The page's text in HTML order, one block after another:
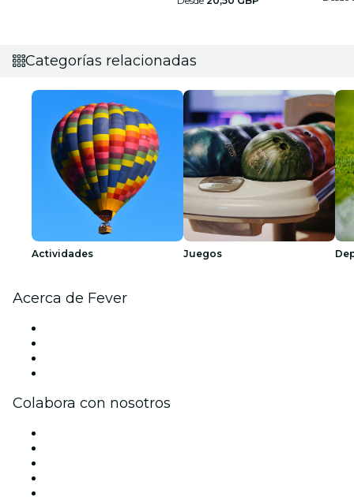
Categorías relacionadas
Actividades Juegos
Acerca de Fever
Colabora con nosotros